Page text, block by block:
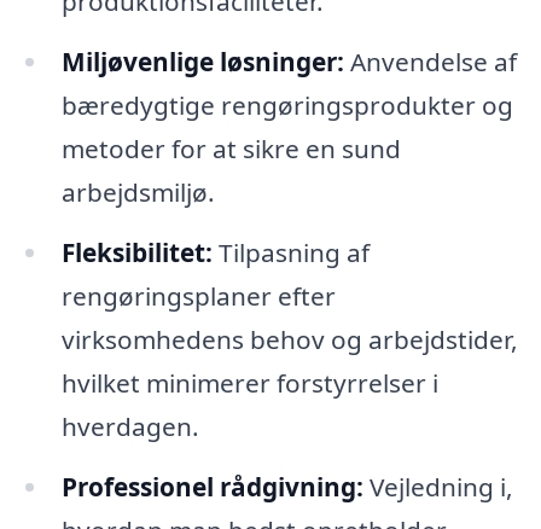
Miljøvenlige løsninger: Anvendelse af
bæredygtige rengøringsprodukter og
metoder for at sikre en sund
arbejdsmiljø.
Fleksibilitet: Tilpasning af
rengøringsplaner efter
virksomhedens behov og arbejdstider,
hvilket minimerer forstyrrelser i
hverdagen.
Professionel rådgivning: Vejledning i,